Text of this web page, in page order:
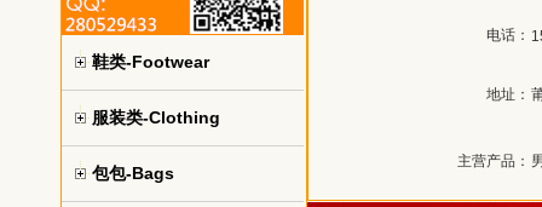
鞋类-Footwear
服装类-Clothing
包包-Bags
电话：
地址：
主营产品：